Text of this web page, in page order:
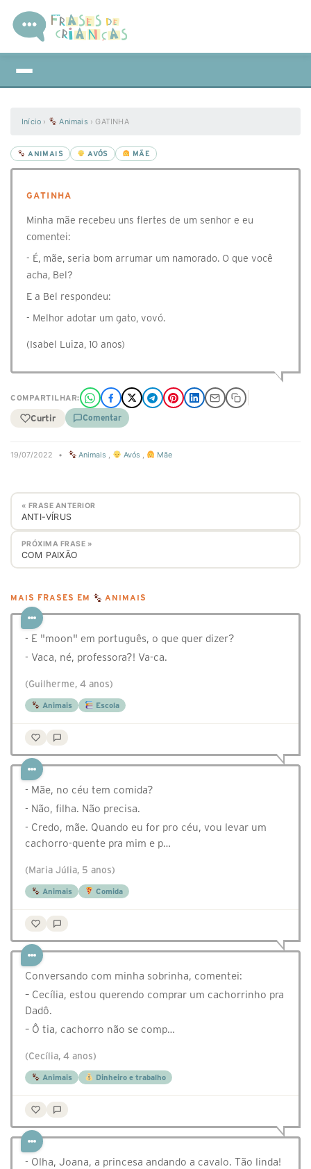
Início › Animais ›GATINHA
ANIMAIS AVÓS MÃE
GATINHA
Minha mãe recebeu uns flertes de um senhor e eu
comentei:
- É, mãe, seria bom arrumar um namorado. O que você
acha, Bel?
E a Bel respondeu:
- Melhor adotar um gato, vovó.
(Isabel Luiza, 10 anos)
COMPARTILHAR:
Curtir Comentar
19/07/2022 • Animais , Avós , Mãe
« FRASE ANTERIOR
ANTI-VÍRUS
PRÓXIMA FRASE »
COM PAIXÃO
MAIS FRASES EM ANIMAIS
- E "moon" em português, o que quer dizer?
- Vaca, né, professora?! Va-ca.
(Guilherme, 4 anos)
Animais Escola
- Mãe, no céu tem comida?
- Não, filha. Não precisa.
- Credo, mãe. Quando eu for pro céu, vou levar um
cachorro-quente pra mim e p…
(Maria Júlia, 5 anos)
Animais Comida
Conversando com minha sobrinha, comentei:
– Cecília, estou querendo comprar um cachorrinho pra
Dadô.
– Ô tia, cachorro não se comp…
(Cecília, 4 anos)
Animais Dinheiro e trabalho
- Olha, Joana, a princesa andando a cavalo. Tão linda!